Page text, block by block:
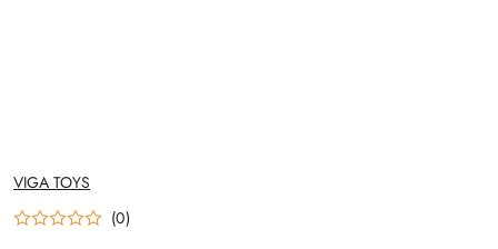
NAZWA
PRODUCENTA:
VIGA TOYS
(0)